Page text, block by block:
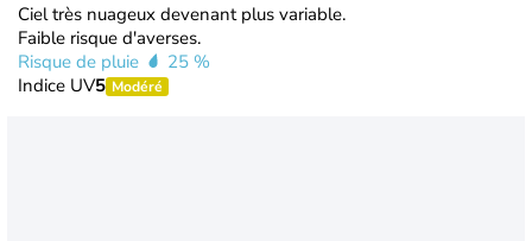
Ciel très nuageux devenant plus variable.
Faible risque d'averses.
Risque de pluie
25 %
Indice UV5 Modéré